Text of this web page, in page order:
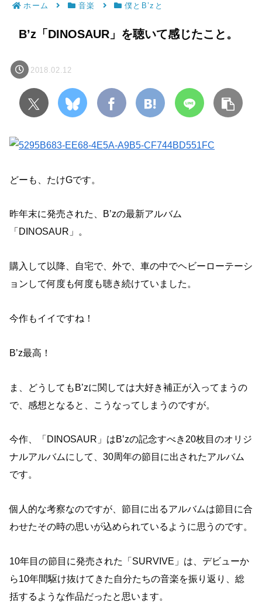
ホーム 音楽 僕とB’zと
B’z「DINOSAUR」を聴いて感じたこと。
2018.02.12
どーも、たけGです。
昨年末に発売された、B’zの最新アルバム
「DINOSAUR」。
購入して以降、自宅で、外で、車の中でヘビーローテーシ
ョンして何度も何度も聴き続けていました。
今作もイイですね！
B’z最高！
ま、どうしてもB’zに関しては大好き補正が入ってまうの
で、感想となると、こうなってしまうのですが。
今作、「DINOSAUR」はB’zの記念すべき20枚目のオリジ
ナルアルバムにして、30周年の節目に出されたアルバム
です。
個人的な考察なのですが、節目に出るアルバムは節目に合
わせたその時の思いが込められているように思うのです。
10年目の節目に発売された「SURVIVE」は、デビューか
ら10年間駆け抜けてきた自分たちの音楽を振り返り、総
括するような作品だったと思います。